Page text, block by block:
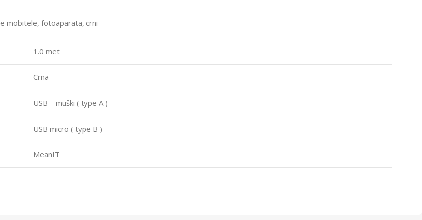
mobitele, fotoaparata, crni
1.0 met
Crna
USB – muški ( type A )
USB micro ( type B )
MeanIT